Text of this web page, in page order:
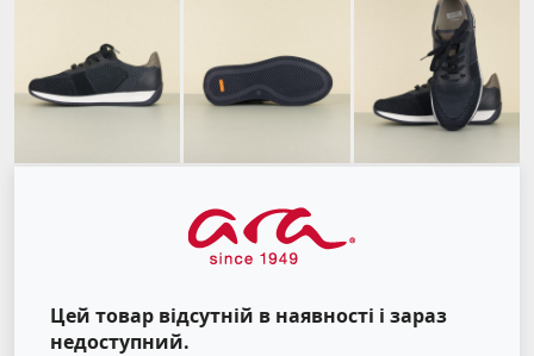
Цей товар відсутній в наявності і зараз
недоступний.